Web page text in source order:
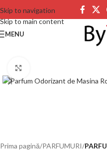
Skip to navigation
Skip to main content
MENU
Prima pagină PARFUMURI